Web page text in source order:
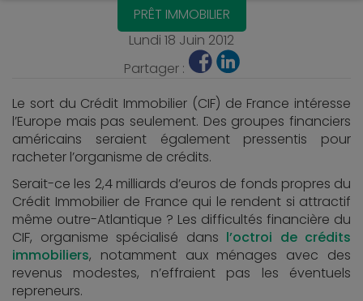
PRÊT IMMOBILIER
Lundi 18 Juin 2012
Partager :
Le sort du Crédit Immobilier (CIF) de France intéresse
l’Europe mais pas seulement. Des groupes financiers
américains seraient également pressentis pour
racheter l’organisme de crédits.
Serait-ce les 2,4 milliards d’euros de fonds propres du
Crédit Immobilier de France qui le rendent si attractif
même outre-Atlantique ? Les difficultés financière du
CIF, organisme spécialisé dans l’octroi de crédits
immobiliers, notamment aux ménages avec des
revenus modestes, n’effraient pas les éventuels
repreneurs.